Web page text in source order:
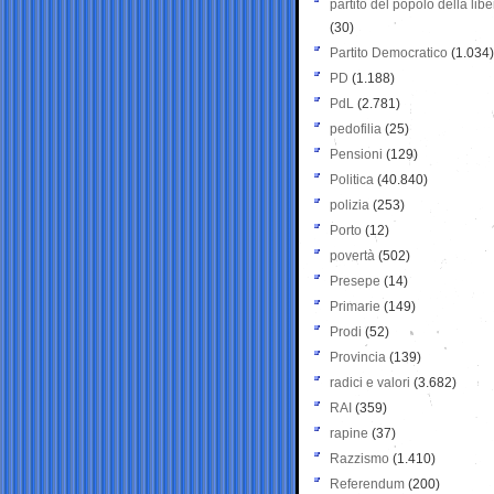
partito del popolo della
(30)
Partito Democratico (1.034)
PD (1.188)
PdL (2.781)
pedofilia (25)
Pensioni (129)
Politica (40.840)
polizia (253)
Porto (12)
povertà (502)
Presepe (14)
Primarie (149)
Prodi (52)
Provincia (139)
radici e valori (3.682)
RAI (359)
rapine (37)
Razzismo (1.410)
Referendum (200)